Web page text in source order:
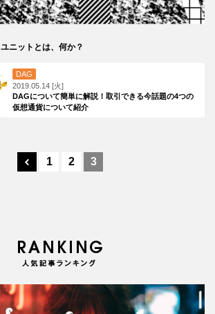
ニットとは、何か？
DAG
2019.05.14 [火]
DAGについて簡単に解説！取引できる今話題の4つの
仮想通貨について紹介
1 2 3